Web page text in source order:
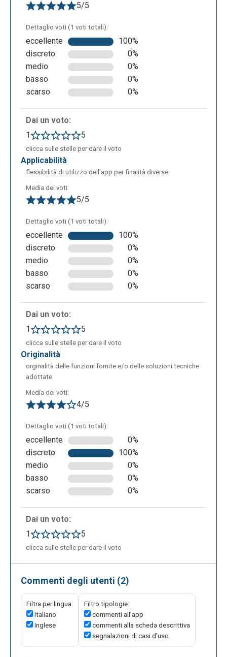
SLIDE SET Cominciamo, per esempio, cliccando su
“Slide Set”. Come si può vedere nell’interfaccia che
ci si presenta davanti, a sinistra è presente la
funzione per creare le slide, mentre alla sua destra
(parte centrale) visualizzeremo le nostre slide
appena create.
Cliccando quindi a sinistra per creare le nostre slide,
nostro template: se composto solo da testo, solo
da media o da entrambi.
sinistra aggiungeremo il nostro testo, mentre a
destra l’immagine che vogliamo abbinare al testo.
Compilata sia la parte relativa al testo che quella
riguardante l’immagine, cliccheremo su “Actions” (in
alto a sinistra) per visualizzare la nostra anteprima e
questa sarà come si presenta (esempio) la nostra
5/5
Dettaglio voti (1 voti totali):
eccellente
100%
discreto
0%
medio
0%
basso
0%
scarso
0%
Dai un voto:
1
5
clicca sulle stelle per dare il voto
applicabilità
flessibilità di utilizzo dell’app per finalità diverse
Media dei voti:
5/5
Dettaglio voti (1 voti totali):
eccellente
100%
discreto
0%
medio
0%
basso
0%
scarso
0%
Dai un voto:
1
5
clicca sulle stelle per dare il voto
originalità
orginalità delle funzioni fornite e/o delle soluzioni tecniche
adottate
Media dei voti:
4/5
Dettaglio voti (1 voti totali):
eccellente
0%
discreto
100%
medio
0%
basso
0%
scarso
0%
Dai un voto:
1
5
clicca sulle stelle per dare il voto
Commenti degli utenti (2)
Filtra per lingua:
Italiano
Inglese
Filtro tipologie:
commenti all’app
commenti alla scheda descrittiva
segnalazioni di casi d’uso